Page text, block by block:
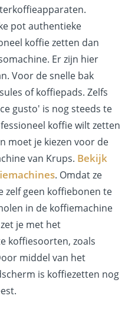
pot authentieke
koffie zetten dan
Er zijn hier
Voor de snelle bak
of koffiepads. Zelfs
gusto' is nog steeds te
koffie wilt zetten
moet je kiezen voor de
van Krups. Bekijk
. Omdat ze
zelf geen koffiebonen te
in de koffiemachine
je met het
koffiesoorten, zoals
middel van het
is koffiezetten nog